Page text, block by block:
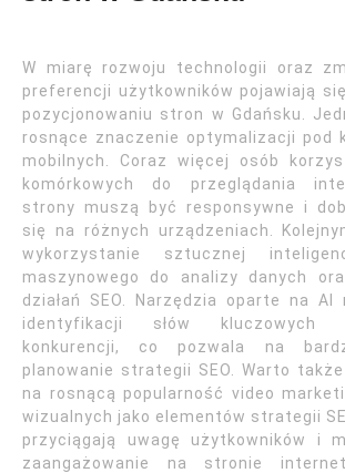
W miarę rozwoju technologii oraz
preferencji użytkowników pojawiają
pozycjonowaniu stron w Gdańsku.
rosnące znaczenie optymalizacji pod
mobilnych. Coraz więcej osób
komórkowych do przeglądania
strony muszą być responsywne i
się na różnych urządzeniach.
wykorzystanie sztucznej
maszynowego do analizy danych
działań SEO. Narzędzia oparte na AI
identyfikacji słów kluczowych
konkurencji, co pozwala na
planowanie strategii SEO. Warto
na rosnącą popularność video
wizualnych jako elementów strategii
przyciągają uwagę użytkowników i
zaangażowanie na stronie